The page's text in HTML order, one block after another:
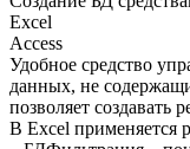
Excel
Access
Удобное средство
данных, не
позволяет создавать
В Excel применяется